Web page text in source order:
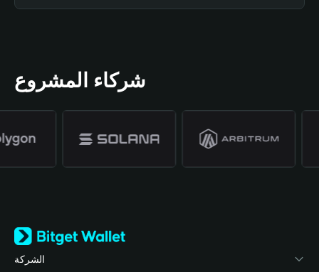
شركاء المشروع
الشركة